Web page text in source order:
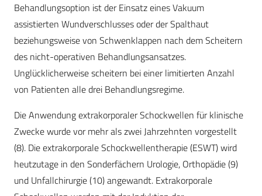
Behandlungsoption ist der Einsatz eines Vakuum
assistierten Wundverschlusses oder der Spalthaut
beziehungsweise von Schwenklappen nach dem Scheitern
des nicht-operativen Behandlungsansatzes.
Unglücklicherweise scheitern bei einer limitierten Anzahl
von Patienten alle drei Behandlungsregime.
Die Anwendung extrakorporaler Schockwellen für klinische
Zwecke wurde vor mehr als zwei Jahrzehnten vorgestellt
(8). Die extrakorporale Schockwellentherapie (ESWT) wird
heutzutage in den Sonderfächern Urologie, Orthopädie (9)
und Unfallchirurgie (10) angewandt. Extrakorporale